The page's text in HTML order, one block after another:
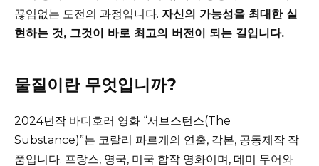
끊임없는 도전의 과정입니다. 자신의 가능성을 최대한 실
현하는 것, 그것이 바로 최고의 버전이 되는 길입니다.
물질이란 무엇입니까?
2024년작 바디호러 영화 “서브스턴스(The
Substance)”는 코랄리 파르게의 연출, 각본, 공동제작 작
품입니다. 프랑스, 영국, 미국 합작 영화이며, 데미 무어와